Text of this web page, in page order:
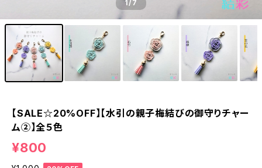
1/7
【SALE☆20%OFF】【水引の親子梅結びの御守りチャー
ム②】全５色
¥800